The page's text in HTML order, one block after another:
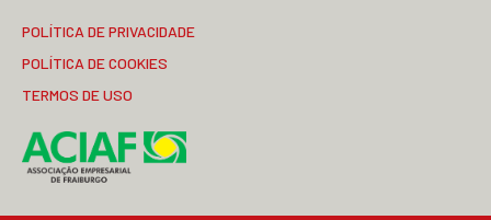
POLÍTICA DE PRIVACIDADE
POLÍTICA DE COOKIES
TERMOS DE USO